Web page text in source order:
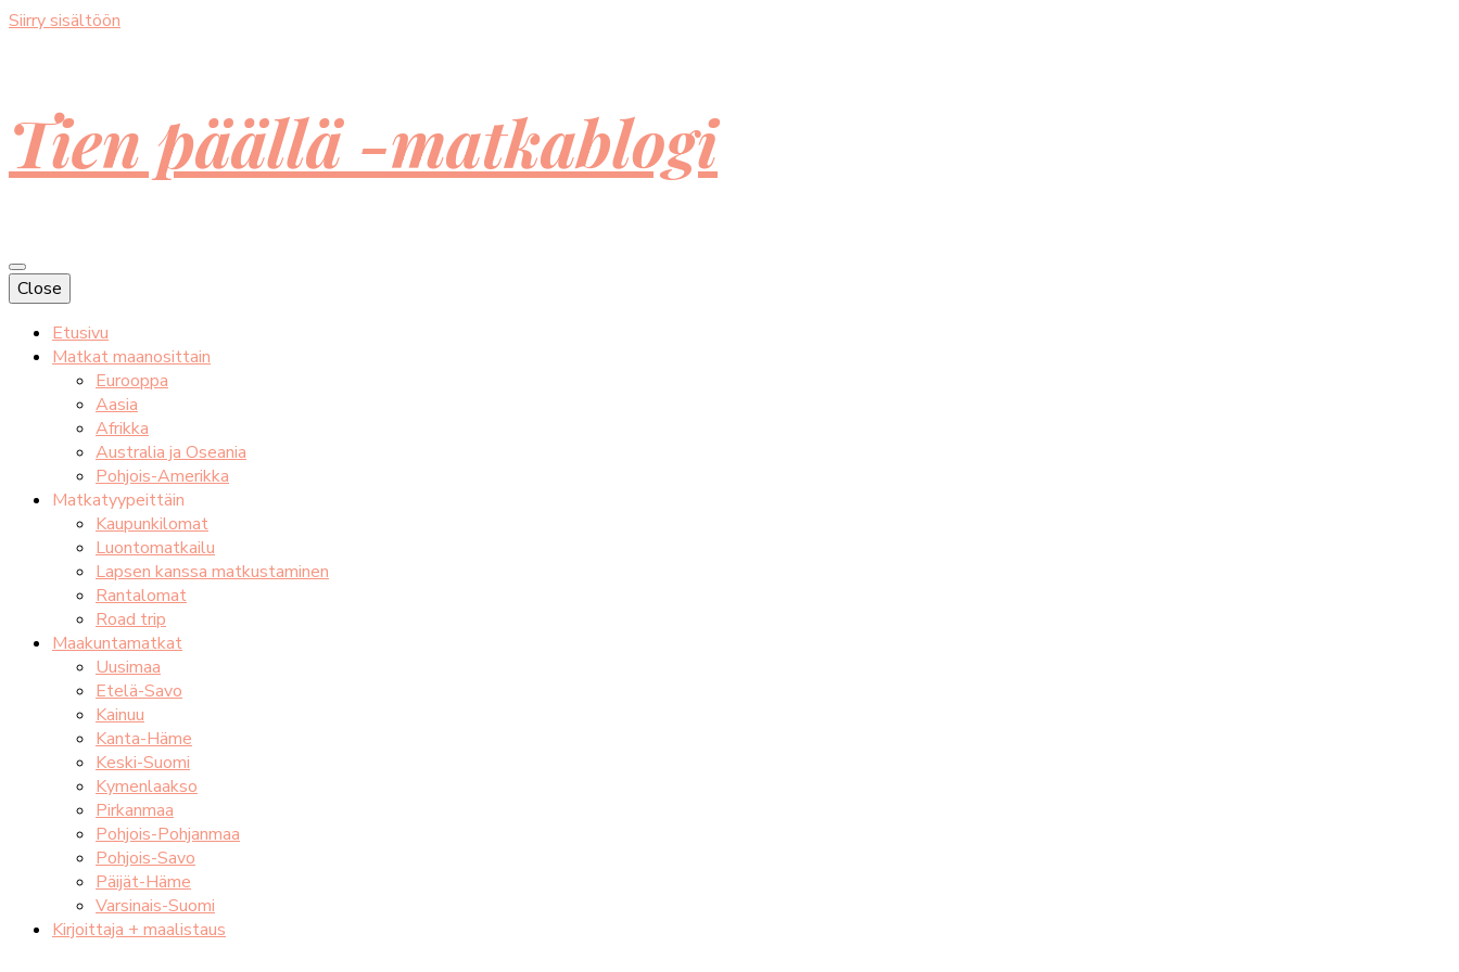
Siirry sisältöön
Tien päällä -matkablogi
Close
Etusivu
Matkat maanosittain
Eurooppa
Aasia
Afrikka
Australia ja Oseania
Pohjois-Amerikka
Matkatyypeittäin
Kaupunkilomat
Luontomatkailu
Lapsen kanssa matkustaminen
Rantalomat
Road trip
Maakuntamatkat
Uusimaa
Etelä-Savo
Kainuu
Kanta-Häme
Keski-Suomi
Kymenlaakso
Pirkanmaa
Pohjois-Pohjanmaa
Pohjois-Savo
Päijät-Häme
Varsinais-Suomi
Kirjoittaja + maalistaus